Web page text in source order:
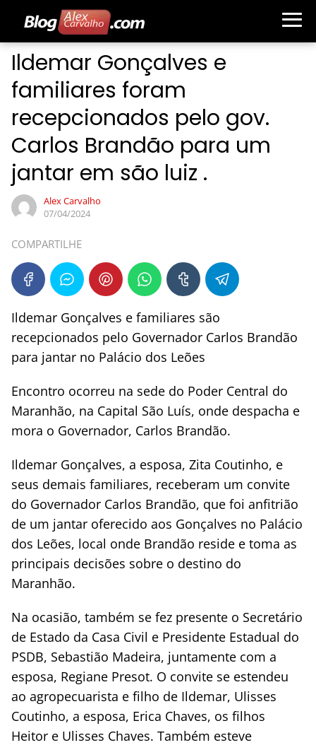
Ildemar Gonçalves e
familiares foram
recepcionados pelo gov.
Carlos Brandão para um
jantar em são luiz .
Alex Carvalho
07/04/2024
COMPARTILHE
Ildemar Gonçalves e familiares são
recepcionados pelo Governador Carlos Brandão
para jantar no Palácio dos Leões
Encontro ocorreu na sede do Poder Central do
Maranhão, na Capital São Luís, onde despacha e
mora o Governador, Carlos Brandão.
Ildemar Gonçalves, a esposa, Zita Coutinho, e
seus demais familiares, receberam um convite
do Governador Carlos Brandão, que foi anfitrião
de um jantar oferecido aos Gonçalves no Palácio
dos Leões, local onde Brandão reside e toma as
principais decisões sobre o destino do
Maranhão.
Na ocasião, também se fez presente o Secretário
de Estado da Casa Civil e Presidente Estadual do
PSDB, Sebastião Madeira, juntamente com a
esposa, Regiane Presot. O convite se estendeu
ao agropecuarista e filho de Ildemar, Ulisses
Coutinho, a esposa, Erica Chaves, os filhos
Heitor e Ulisses Chaves. Também esteve